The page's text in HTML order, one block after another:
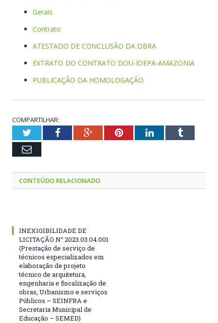
Gerais
Contrato
ATESTADO DE CONCLUSÃO DA OBRA
EXTRATO DO CONTRATO DOU-IOEPA-AMAZONIA
PUBLICAÇÃO DA HOMOLOGAÇÃO
COMPARTILHAR:
TwitterFacebookGoogle+PinterestLinkedInTumblr
Email
CONTEÚDO RELACIONADO
INEXIGIBILIDADE DE
LICITAÇÃO N° 2023.03.04.001
(Prestação de serviço de
técnicos especializados em
elaboração de projeto
técnico de arquitetura,
engenharia e fiscalização de
obras, Urbanismo e serviços
Públicos – SEINFRA e
Secretaria Municipal de
Educação – SEMED)